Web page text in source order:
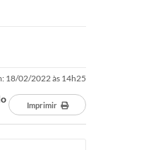
18/02/2022 às 14h25
Imprimir